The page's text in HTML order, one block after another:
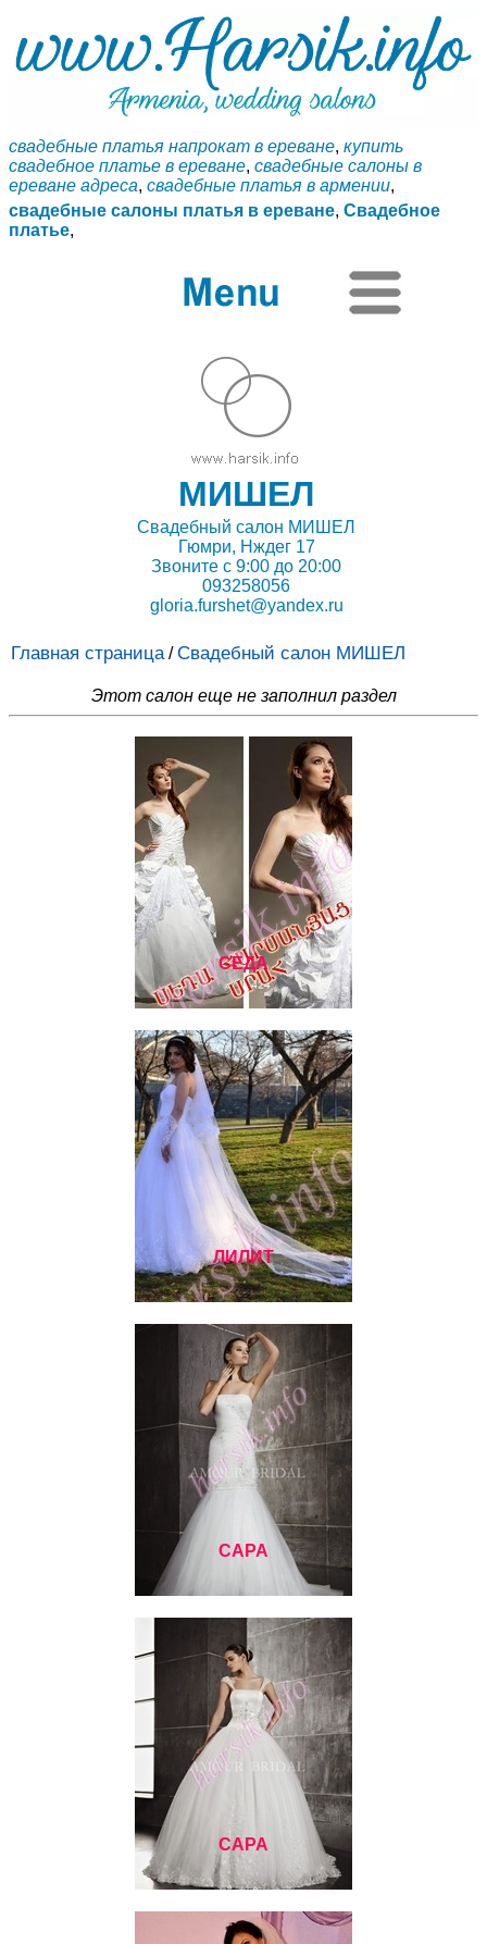
свадебные платья напрокат в ереване, купить
свадебное платье в ереване, свадебные салоны в
ереване адреса, свадебные платья в армении,
свадебные салоны платья в ереване, Свадебное
платье,
МИШЕЛ
Свадебный салон МИШЕЛ
Гюмри, Нждег 17
Звоните с 9:00 до 20:00
093258056
gloria.furshet@yandex.ru
Главная страница /Свадебный салон МИШЕЛ
Этот салон еще не заполнил раздел
СЕДА
ЛИЛИТ
САРА
САРА